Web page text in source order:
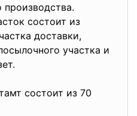
производства.
состоит из
доставки,
участка и
состоит из 70